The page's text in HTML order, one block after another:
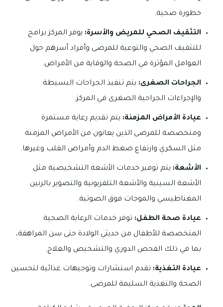
خطورة صحية.
التثقيف الصحي للمريض والأسرة: يوفر المركز برامج
للتثقيف الصحي والتوعية للمرضى وأفراد أسرهم حول
العوامل المؤثرة في الصحة والوقاية من الأمراض.
الجراحات الصغرى: يتم تنفيذ الجراحات البسيطة
والإجراءات الجراحية الصغرى في المركز.
عيادة الأمراض المزمنة: يتم تقديم رعاية مستمرة
ومتخصصة للمرضى الذين يعانون من الأمراض المزمنة
مثل السكري وارتفاع ضغط الدم وأمراض القلب وغيرها.
الأشعة: يتم توفير خدمات الأشعة التشخيصية مثل
الأشعة السينية والأشعة التلفزيونية والتصوير بالرنين
المغناطيسي والموجات فوق الصوتية.
عيادة صحة الطفل: توفر خدمات الرعاية الصحية
المتخصصة للأطفال من حديثي الولادة حتى سن المراهقة،
بما في ذلك الفحص الدوري والتشخيص والعلاج.
عيادة التغذية: تقدم استشارات وتوجيهات غذائية لتحسين
الصحة والتغذية السليمة للمرضى.